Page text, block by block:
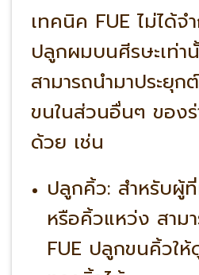
เทคนิค FUE ไม่ได้จ
ปลูกผมบนศีรษะเท่
สามารถนำมาประยุก
ขนในส่วนอื่นๆ ของ
ด้วย เช่น
ปลูกคิ้ว: สำหรับผู้
หรือคิ้วแหว่ง สาม
FUE ปลูกขนคิ้วให้